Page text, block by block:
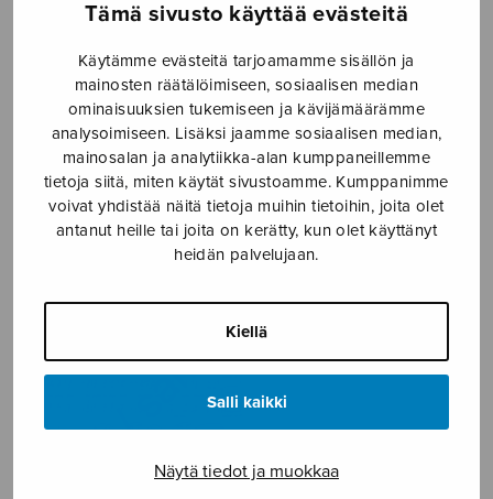
Tämä sivusto käyttää evästeitä
Käytämme evästeitä tarjoamamme sisällön ja
mainosten räätälöimiseen, sosiaalisen median
ominaisuuksien tukemiseen ja kävijämäärämme
analysoimiseen. Lisäksi jaamme sosiaalisen median,
mainosalan ja analytiikka-alan kumppaneillemme
tietoja siitä, miten käytät sivustoamme. Kumppanimme
voivat yhdistää näitä tietoja muihin tietoihin, joita olet
antanut heille tai joita on kerätty, kun olet käyttänyt
heidän palvelujaan.
Kiellä
Salli kaikki
Näytä tiedot ja muokkaa
The choirmaster’s burial_S3033_Sivu_1
The choirmaster’s
burial_S3033_Sivu_1
10.1.2025